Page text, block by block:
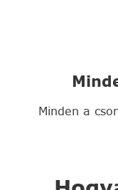
Minden a